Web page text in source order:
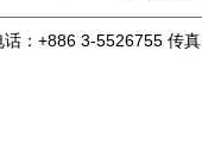
话：+886 3-5526755 传